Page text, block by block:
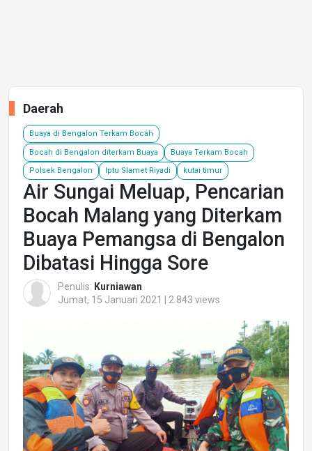
Daerah
Buaya di Bengalon Terkam Bocah
Bocah di Bengalon diterkam Buaya Buaya Terkam Bocah
Polsek Bengalon Iptu Slamet Riyadi kutai timur
Air Sungai Meluap, Pencarian
Bocah Malang yang Diterkam
Buaya Pemangsa di Bengalon
Dibatasi Hingga Sore
Penulis: Kurniawan
Jumat, 15 Januari 2021 | 2.843 views